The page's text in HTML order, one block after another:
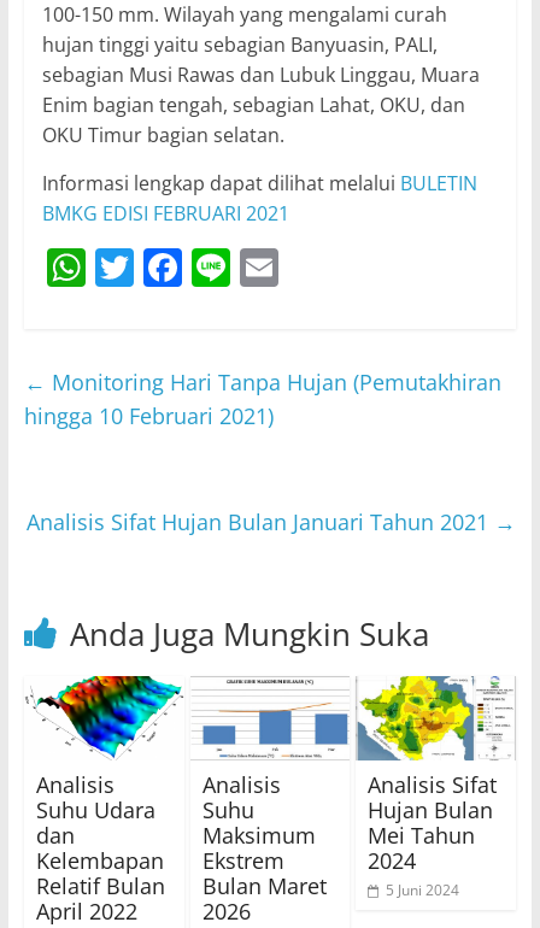
100-150 mm. Wilayah yang mengalami curah
hujan tinggi yaitu sebagian Banyuasin, PALI,
sebagian Musi Rawas dan Lubuk Linggau, Muara
Enim bagian tengah, sebagian Lahat, OKU, dan
OKU Timur bagian selatan.
Informasi lengkap dapat dilihat melalui BULETIN
BMKG EDISI FEBRUARI 2021
W
s
A
T
er
F
e
b
k
Li E
l
← Monitoring Hari Tanpa Hujan (Pemutakhiran
hingga 10 Februari 2021)
Analisis Sifat Hujan Bulan Januari Tahun 2021 →
Anda Juga Mungkin Suka
Analisis
Suhu Udara
dan
Kelembapan
Relatif Bulan
April 2022
Analisis
Suhu
Maksimum
Ekstrem
Bulan Maret
2026
Analisis Sifat
Hujan Bulan
Mei Tahun
2024
5 Juni 2024